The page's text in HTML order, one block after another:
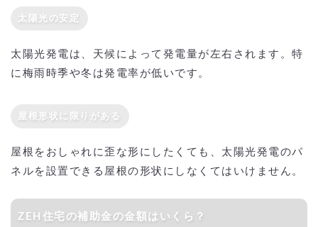
太陽光の安定
太陽光発電は、天候によって発電量が左右されます。特
に梅雨時季や冬は発電率が低いです。
屋根形状に限りがある
屋根をおしゃれに歪な形にしたくても、太陽光発電のパ
ネルを設置できる屋根の形状にしなくてはいけません。
ZEH住宅の補助金の金額はいくら？